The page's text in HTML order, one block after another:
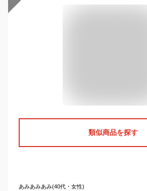
類似商品を探す
あみあみあみ(40代・女性)